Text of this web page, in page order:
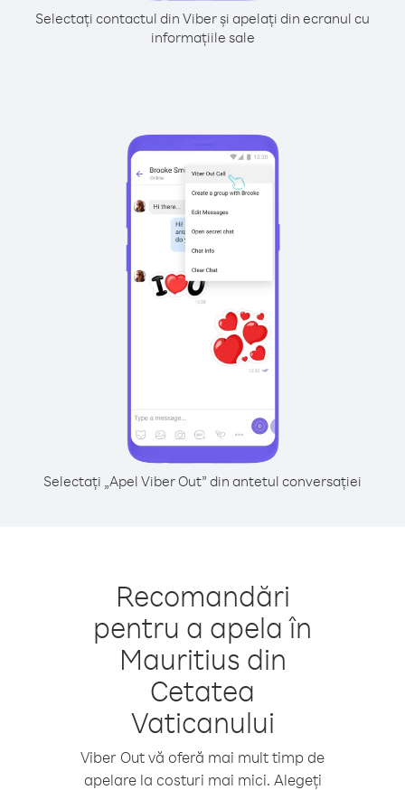
Selectați contactul din Viber și apelați din ecranul cu
informațiile sale
Selectați „Apel Viber Out” din antetul conversației
Recomandări
pentru a apela în
Mauritius din
Cetatea
Vaticanului
Viber Out vă oferă mai mult timp de
apelare la costuri mai mici. Alegeți